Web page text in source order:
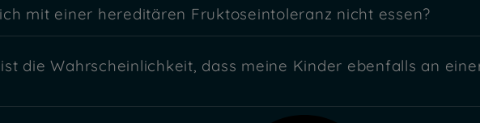
mit einer hereditären Fruktoseintoleranz nicht essen?
die Wahrscheinlichkeit, dass meine Kinder ebenfalls an